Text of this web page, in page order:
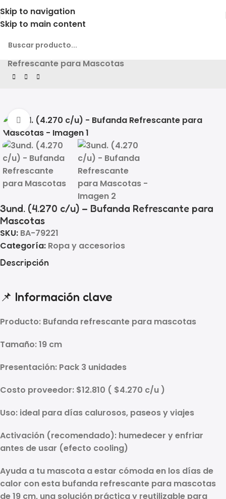
Skip to navigation
Skip to main content
Inicio Producto 3und. (4.270 c/u) – Bufanda
Refrescante para Mascotas
Click to enlarge
3und. (4.270 c/u) – Bufanda Refrescante para
Mascotas
SKU: BA-79221
Categoría: Ropa y accesorios
Descripción
📌 Información clave
Producto: Bufanda refrescante para mascotas
Tamaño:19 cm
Presentación: Pack 3 unidades
Costo proveedor: $12.810 ( $4.270 c/u )
Uso: ideal para días calurosos, paseos y viajes
Activación (recomendado): humedecer y enfriar
antes de usar (efecto cooling)
Ayuda a tu mascota a estar cómoda en los días de
calor con esta bufanda refrescante para mascotas
de 19 cm, una solución práctica y reutilizable para